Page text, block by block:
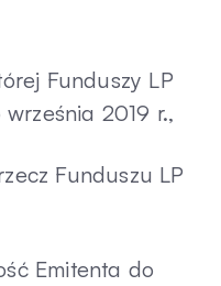
Funduszy LP
2019 r.,
Funduszu LP
Emitenta do